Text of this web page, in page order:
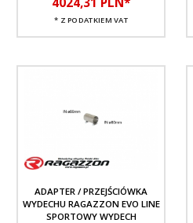
* Z PODATKIEM VAT
ADAPTER / PRZEJŚCIÓWKA
WYDECHU RAGAZZON EVO LINE
SPORTOWY WYDECH